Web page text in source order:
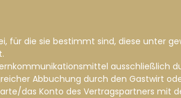
für die sie bestimmt sind, diese unter
ausschließlich
Abbuchung durch den Gastwirt
das Konto des Vertragspartners mit